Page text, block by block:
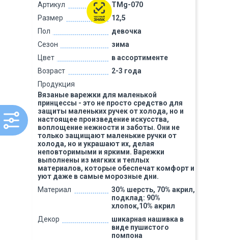
Артикул
TMg-070
Размер
12,5
Пол
девочка
Сезон
зима
Цвет
в ассортименте
Возраст
2-3 года
Продукция
Вязаные варежки для маленькой
принцессы - это не просто средство для
защиты маленьких ручек от холода, но и
настоящее произведение искусства,
воплощение нежности и заботы. Они не
только защищают маленькие ручки от
холода, но и украшают их, делая
неповторимыми и яркими. Варежки
выполнены из мягких и теплых
материалов, которые обеспечат комфорт и
уют даже в самые морозные дни.
Материал
30% шерсть, 70% акрил,
подклад: 90%
хлопок,10% акрил
Декор
шикарная нашивка в
виде пушистого
помпона